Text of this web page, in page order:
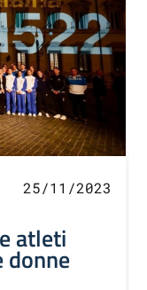
25/11/2023
atleti
donne